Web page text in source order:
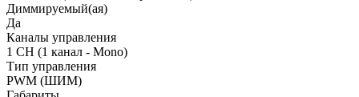
Диммируемый(ая)
Да
Каналы управления
1 CH (1 канал - Mono)
Тип управления
PWM (ШИМ)